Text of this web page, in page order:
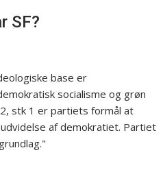
SF?
base er
socialisme og grøn
stk 1 er partiets formål at
af demokratiet. Partiet